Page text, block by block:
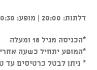
דלתות: 20:00 | מופע: 20:30
*הכניסה מגיל 18 ומעלה
*המופע יתחיל כשעה